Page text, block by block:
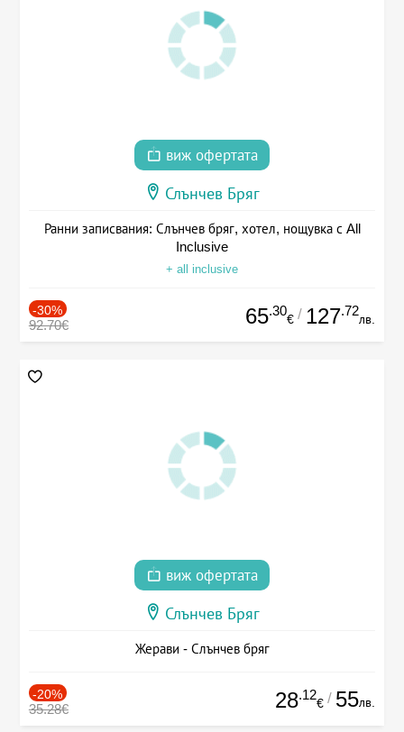
виж офертата
Слънчев Бряг
Ранни записвания: Слънчев бряг, хотел, нощувка с All
Inclusive
+ all inclusive
-30%
92.70€ 65.30
€ / 127.72
лв.
виж офертата
Слънчев Бряг
Жерави - Слънчев бряг
-20%
35.28€ 28.12
€ / 55лв.